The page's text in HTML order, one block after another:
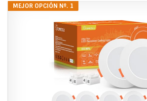
MEJOR OPCIÓN Nº. 1